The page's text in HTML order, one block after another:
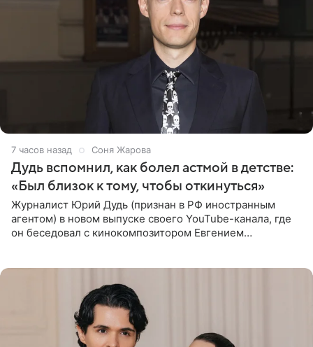
7 часов назад Соня Жарова
Дудь вспомнил, как болел астмой в детстве:
«Был близок к тому, чтобы откинуться»
Журналист Юрий Дудь (признан в РФ иностранным
агентом) в новом выпуске своего YouTube-канала, где
он беседовал с кинокомпозитором Евгением